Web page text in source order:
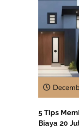
5 Tips
Biaya 20